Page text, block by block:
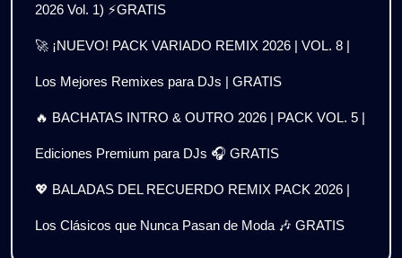
2026 Vol. 1) ⚡GRATIS
🚀 ¡NUEVO! PACK VARIADO REMIX 2026 | VOL. 8 |
Los Mejores Remixes para DJs | GRATIS
🔥 BACHATAS INTRO & OUTRO 2026 | PACK VOL. 5 |
Ediciones Premium para DJs 🎧 GRATIS
💖 BALADAS DEL RECUERDO REMIX PACK 2026 |
Los Clásicos que Nunca Pasan de Moda 🎶 GRATIS